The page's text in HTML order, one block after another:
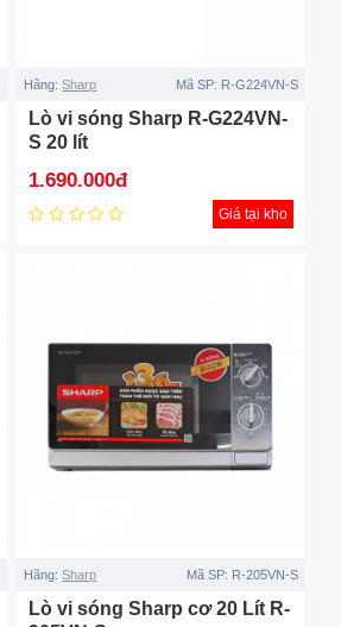
Hãng: Sharp Mã SP: R-G224VN-S
Lò vi sóng Sharp R-G224VN-
S 20 lít
1.690.000đ
Giá tại kho
Hãng: Sharp Mã SP: R-205VN-S
Lò vi sóng Sharp cơ 20 Lít R-